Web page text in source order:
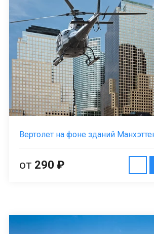
Вертолет на фоне зданий
от 290 ₽